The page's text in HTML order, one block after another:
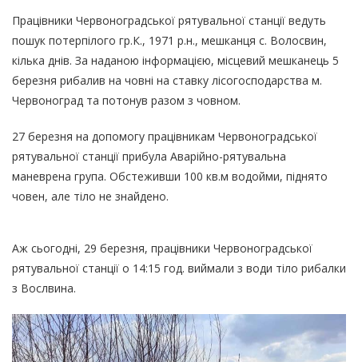
Працівники Червоноградської рятувальної станції ведуть
пошук потерпілого гр.К., 1971 р.н., мешканця с. Волосвин,
кілька днів. За наданою інформацією, місцевий мешканець 5
березня рибалив на човні на ставку лісогосподарства м.
Червоноград та потонув разом з човном.
27 березня на допомогу працівникам Червоноградської
рятувальної станції прибула Аварійно-рятувальна
маневрена група. Обстеживши 100 кв.м водойми, піднято
човен, але тіло не знайдено.
Аж сьогодні, 29 березня, працівники Червоноградської
рятувальної станції о 14:15 год. виймали з води тіло рибалки
з Вослвина.